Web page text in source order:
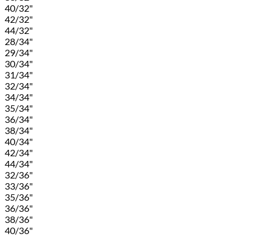
40/32"
42/32"
44/32"
28/34"
29/34"
30/34"
31/34"
32/34"
34/34"
35/34"
36/34"
38/34"
40/34"
42/34"
44/34"
32/36"
33/36"
35/36"
36/36"
38/36"
40/36"